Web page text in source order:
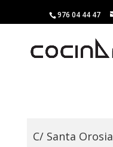
976 04 44 47
C/ Santa Orosia